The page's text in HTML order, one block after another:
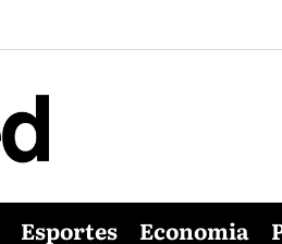
Esportes Economia